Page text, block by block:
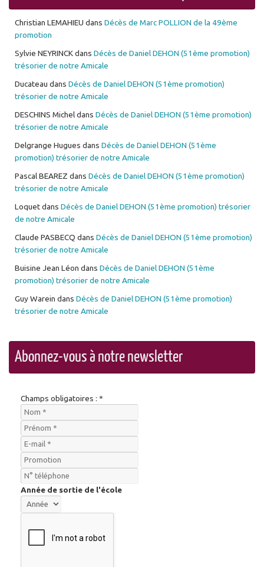
Christian LEMAHIEU dans Décès de Marc POLLION de la 49ème
promotion
Sylvie NEYRINCKdans Décès de Daniel DEHON (51ème promotion)
trésorier de notre Amicale
Ducateau dans Décès de Daniel DEHON (51ème promotion)
trésorier de notre Amicale
DESCHINS Micheldans Décès de Daniel DEHON (51ème promotion)
trésorier de notre Amicale
Delgrange Hugues dans Décès de Daniel DEHON (51ème
promotion) trésorier de notre Amicale
Pascal BEAREZ dans Décès de Daniel DEHON (51ème promotion)
trésorier de notre Amicale
Loquetdans Décès de Daniel DEHON (51ème promotion) trésorier
de notre Amicale
Claude PASBECQ dans Décès de Daniel DEHON (51ème promotion)
trésorier de notre Amicale
Buisine Jean Léon dans Décès de Daniel DEHON (51ème
promotion) trésorier de notre Amicale
Guy Warein dans Décès de Daniel DEHON (51ème promotion)
trésorier de notre Amicale
Abonnez-vous à notre newsletter
Champs obligatoires : *
Année de sortie de l'école